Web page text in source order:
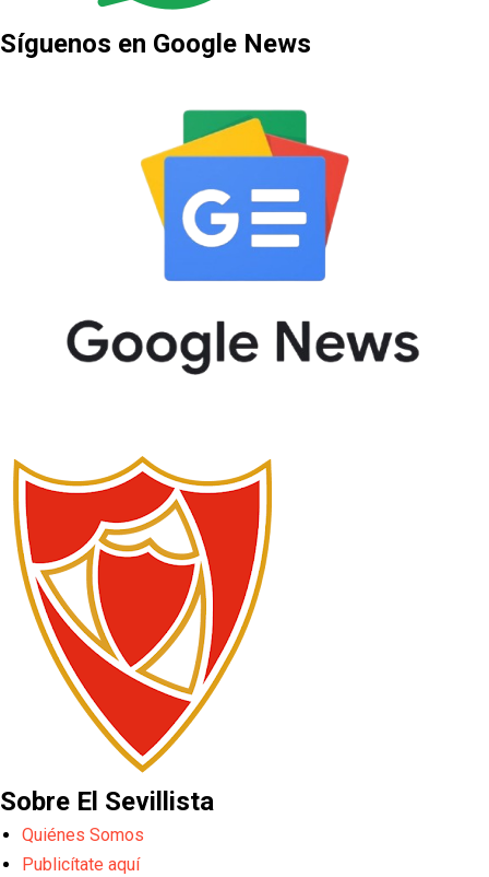
Síguenos en Google News
Sobre El Sevillista
Quiénes Somos
Publicítate aquí